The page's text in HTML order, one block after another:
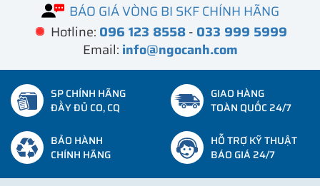
BÁO GIÁ VÒNG BI SKF CHÍNH HÃNG
Hotline: 096 123 8558- 033 999 5999
Email: info@ngocanh.com
SP CHÍNH HÃNG
ĐẦY ĐỦ CO, CQ
GIAO HÀNG
TOÀN QUỐC 24/7
BẢO HÀNH
CHÍNH HÃNG
HỖ TRỢ KỸ THUẬT
BÁO GIÁ 24/7